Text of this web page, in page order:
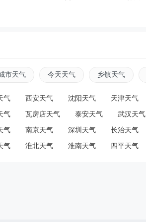
市天气 今天天气 乡镇天气
气 西安天气 沈阳天气 天津天气
气 瓦房店天气 泰安天气 武汉天气
气 南京天气 深圳天气 长治天气
气 淮北天气 淮南天气 四平天气